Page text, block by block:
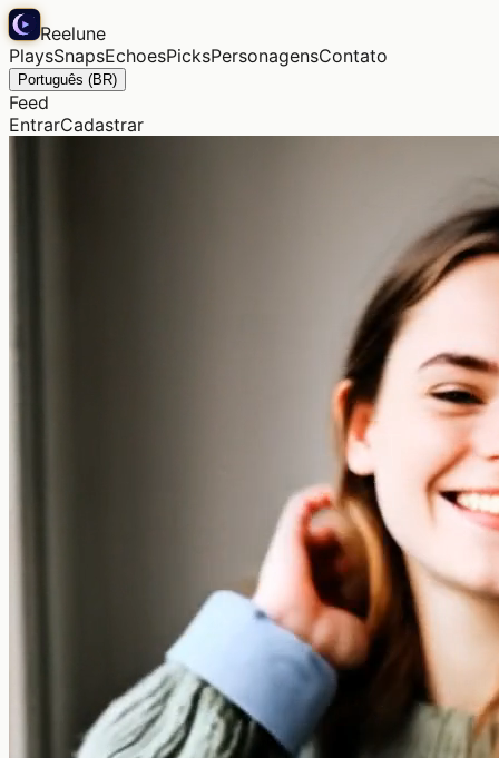
Reelune
PlaysSnapsEchoesPicksPersonagensContato
Português (BR)
Feed
EntrarCadastrar